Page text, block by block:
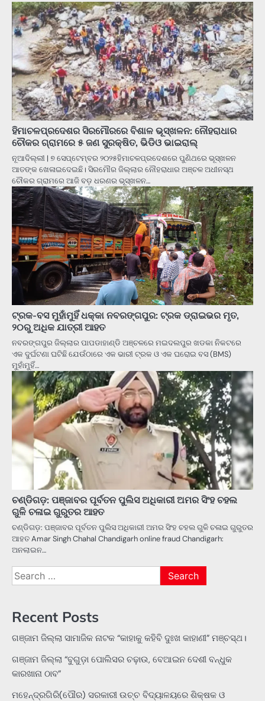
ହିମାଚଳପ୍ରଦେଶର ସିରମୌରରେ ବିଶାଳ ଭୂସ୍ଖଳନ: ନୌହରାଧାର
ଚୌକର ଗ୍ରାମରେ ୫ ଜଣ ସୁରକ୍ଷିତ, ଭିଡିଓ ଭାଇରାଲ୍
ନୂଆଦିଲ୍ଲୀ | ୭ ସେପ୍ଟେମ୍ବର ୨୦୨୫ହିମାଚଳପ୍ରଦେଶରେ ପୁଣିଥରେ ଭୂସ୍ଖଳନ
ଆତଙ୍କ ଖେଳାଇଦେଇଛି। ସିରମୌର ଜିଲ୍ଲାର ନୌହରାଧାର ଅଞ୍ଚଳ ଅଧୀନସ୍ଥ
ଚୌକର ଗ୍ରାମରେ ଆଜି ବଡ଼ ଧରଣର ଭୂସ୍ଖଳନ…
ଟ୍ରକ-ବସ ମୁହାଁମୁହିଁ ଧକ୍କା ନବରଙ୍ଗପୁର: ଟ୍ରକ ଡ୍ରାଇଭର ମୃତ,
୨୦ରୁ ଅଧିକ ଯାତ୍ରୀ ଆହତ
ନବରଙ୍ଗପୁର ଜିଲ୍ଲାର ପାପଡାହାଣ୍ଡି ଅଞ୍ଚଳରେ ମଇଦଲପୁର ଖଡକା ନିକଟରେ
ଏକ ଦୁର୍ଘଟଣା ଘଟିଛି ଯେଉଁଠାରେ ଏକ ଭାରୀ ଟ୍ରକ ଓ ଏକ ଘରୋଇ ବସ (BMS)
ମୁହାଁମୁହିଁ…
ଚଣ୍ଡିଗଡ଼: ପଞ୍ଜାବର ପୂର୍ବତନ ପୁଲିସ ଅଧିକାରୀ ଅମର ସିଂହ ଚହଲ
ଗୁଳି ଚଳାଇ ଗୁରୁତର ଆହତ
ଚଣ୍ଡିଗଡ଼: ପଞ୍ଜାବର ପୂର୍ବତନ ପୁଲିସ ଅଧିକାରୀ ଅମର ସିଂହ ଚହଲ ଗୁଳି ଚଳାଇ ଗୁରୁତର
ଆହତ Amar Singh Chahal Chandigarh online fraud Chandigarh:
ଅନଲାଇନ…
Search
for:
Recent Posts
ଗଞ୍ଜାମ ଜିଲ୍ଲା ସାମାଜିକ ନାଟକ “କାହାକୁ କହିବି ଦୁଃଖ କାହାଣୀ” ମଞ୍ଚସ୍ଥ।
ଗଞ୍ଜାମ ଜିଲ୍ଲା “ବୁଗୁଡ଼ା ପୋଲିସର ଚଢ଼ାଉ, ବେଆଇନ ଦେଶୀ ବନ୍ଧୁକ
କାରଖାନା ଠାବ”
ମହେନ୍ଦ୍ରଗିରି(ପୌର) ସରକାରୀ ଉଚ୍ଚ ବିଦ୍ୟାଳୟରେ ଶିକ୍ଷକ ଓ